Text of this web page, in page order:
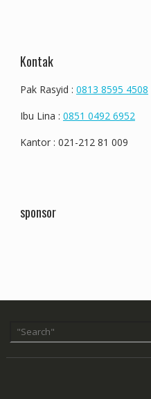
Kontak
Pak Rasyid : 0813 8595 4508
Ibu Lina : 0851 0492 6952
Kantor : 021-212 81 009
sponsor